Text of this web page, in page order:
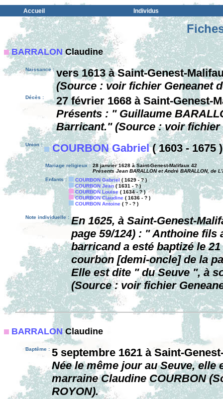
Accueil Individus
BARRALONClaudine
Naissance : vers 1613 à Saint-Genest-
(Source : voir fichier Geneanet
Décès :
27 février 1668 à Saint-Genest-
Présents : " Guillaume
Barricant." (Source : voir fichier
Union : COURBON Gabriel( 1603 - 1675 )
Mariage religieux : 28 janvier 1628 à Saint-Genest-Malifaux 42
Présents Jean BARALLON et André BARALLON, de
Enfants :
COURBON Gabriel ( 1629 - ? )
COURBON Jean ( 1631 - ? )
COURBON Louise ( 1634 - ? )
COURBON Claudine ( 1636 - ? )
COURBON Antoine ( ? - ? )
Note individuelle : En 1625, à Saint-Genest-
page 59/124) : " Anthoine
barricand a esté baptizé le
courbon [demi-oncle] de la
Elle est dite " du Seuve ", à
(Source : voir fichier
BARRALONClaudine
Baptême : 5 septembre 1621 à Saint-
Née le même jour au Seuve, elle
marraine Claudine COURBON
ROYON).